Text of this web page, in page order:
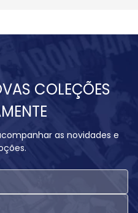
COLEÇÕES
as novidades e